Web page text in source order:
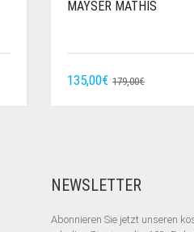
MAYSER MATHIS
179,00€
135,00€
NEWSLETTER
Abonnieren Sie jetzt unseren